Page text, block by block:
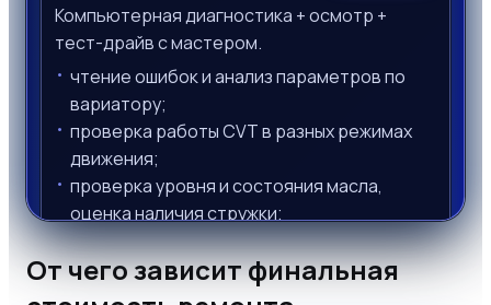
Компьютерная диагностика + осмотр +
тест-драйв с мастером.
чтение ошибок и анализ параметров по
вариатору;
проверка работы CVT в разных режимах
движения;
проверка уровня и состояния масла,
оценка наличия стружки;
рекомендации по дальнейшим действиям:
обслуживание, частичный или капитальный
От чего зависит финальная